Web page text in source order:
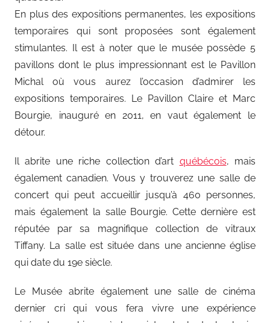
En plus des expositions permanentes, les expositions
temporaires qui sont proposées sont également
stimulantes. Il est à noter que le musée possède 5
pavillons dont le plus impressionnant est le Pavillon
Michal où vous aurez l’occasion d’admirer les
expositions temporaires. Le Pavillon Claire et Marc
Bourgie, inauguré en 2011, en vaut également le
détour.
Il abrite une riche collection d’art québécois, mais
également canadien. Vous y trouverez une salle de
concert qui peut accueillir jusqu’à 460 personnes,
mais également la salle Bourgie. Cette dernière est
réputée par sa magnifique collection de vitraux
Tiffany. La salle est située dans une ancienne église
qui date du 19e siècle.
Le Musée abrite également une salle de cinéma
dernier cri qui vous fera vivre une expérience